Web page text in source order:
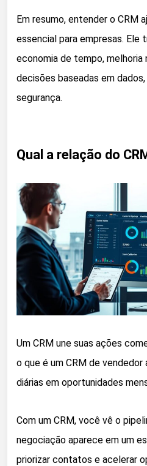
Em resumo, entender o CRM
essencial para empresas. Ele
economia de tempo,
decisões baseadas em
segurança.
Qual a relação do
Um CRM une suas ações
o que é um CRM de
diárias em oportunidades
Com um CRM, você vê o
negociação aparece em um
priorizar contatos e acelerar